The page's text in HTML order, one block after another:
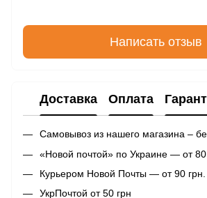
Написать отзыв
Доставка Оплата
Самовывоз из нашего магазина –
«Новой почтой» по Украине — от 80
Курьером Новой Почты — от 90 грн.
УкрПочтой от 50 грн